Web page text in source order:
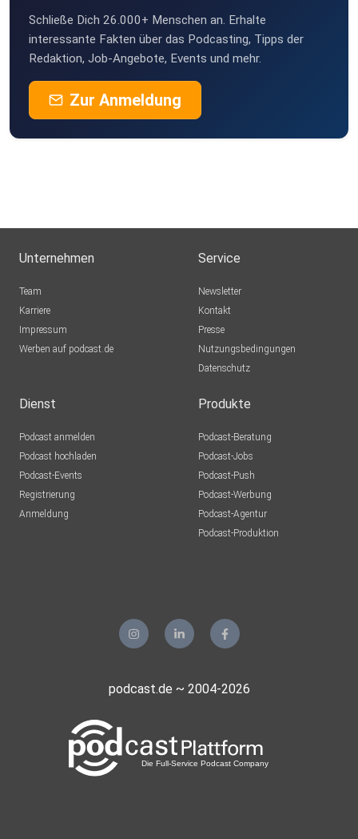
Schließe Dich 26.000+ Menschen an. Erhalte
interessante Fakten über das Podcasting, Tipps der
Redaktion, Job-Angebote, Events und mehr.
Zur Anmeldung
Unternehmen
Team
Karriere
Impressum
Werben auf podcast.de
Service
Newsletter
Kontakt
Presse
Nutzungsbedingungen
Datenschutz
Dienst
Podcast anmelden
Podcast hochladen
Podcast-Events
Registrierung
Anmeldung
Produkte
Podcast-Beratung
Podcast-Jobs
Podcast-Push
Podcast-Werbung
Podcast-Agentur
Podcast-Produktion
podcast.de ~ 2004-2026